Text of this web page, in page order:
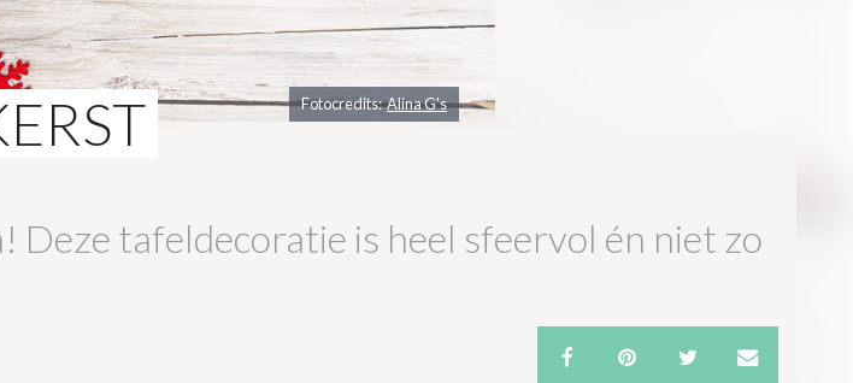
Fotocredits:Alina G's
Deze tafeldecoratie is heel sfeervol én niet zo